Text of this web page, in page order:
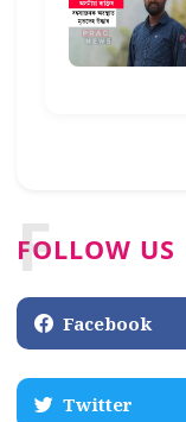
FOLLOW US
F
Facebook
Twitter